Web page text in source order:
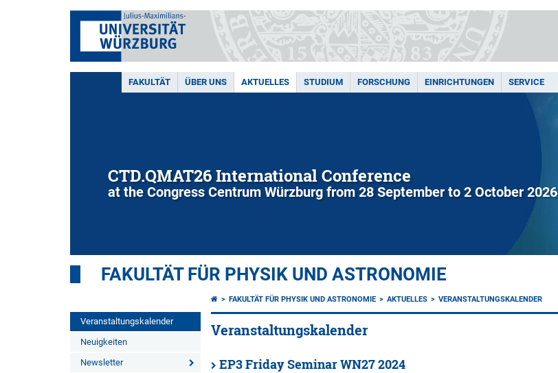
FAKULTÄT ÜBER UNS AKTUELLES STUDIUM FORSCHUNG EINRICHTUNGEN SERVICE
CTD.QMAT26 International Conference
at the Congress Centrum Würzburg from 28 September to 2 October 2026
FAKULTÄT FÜR PHYSIK UND ASTRONOMIE
Veranstaltungskalender
Neuigkeiten
Newsletter
FAKULTÄT FÜR PHYSIK UND ASTRONOMIE AKTUELLES VERANSTALTUNGSKALENDER
Veranstaltungskalender
EP3 Friday Seminar WN27 2024